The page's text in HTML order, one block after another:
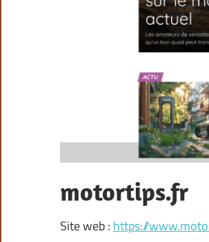
motortips.fr
Site web : https://